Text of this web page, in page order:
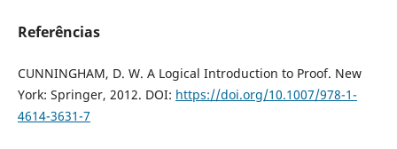
Referências
CUNNINGHAM, D. W. A Logical Introduction to Proof. New
York: Springer, 2012. DOI: https://doi.org/10.1007/978-1-
4614-3631-7